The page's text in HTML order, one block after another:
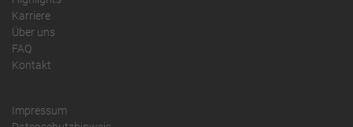
Karriere
Über uns
FAQ
Kontakt
Impressum